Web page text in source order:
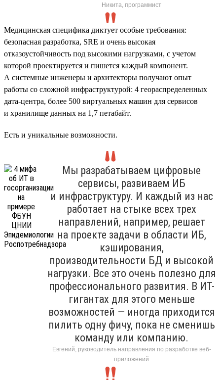
Никита, программист
Медицинская специфика диктует особые требования:
безопасная разработка, SRE и очень высокая
отказоустойчивость под высокими нагрузками, с учетом
которой проектируется и пишется каждый компонент.
А системные инженеры и архитекторы получают опыт
работы со сложной инфраструктурой: 4 геораспределенных
дата-центра, более 500 виртуальных машин для сервисов
и хранилище данных на 1,7 петабайт.
Есть и уникальные возможности.
Мы разрабатываем цифровые
сервисы, развиваем ИБ
и инфраструктуру. И каждый из нас
работает на стыке всех трех
направлений, например, решает
на проекте задачи в области ИБ,
кэширования,
производительности БД и высокой
нагрузки. Все это очень полезно для
профессионального развития. В ИТ-
гигантах для этого меньше
возможностей — иногда приходится
пилить одну фичу, пока не сменишь
команду или компанию.
Евгений, руководитель направления по разработке веб-
приложений